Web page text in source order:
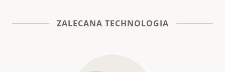
ZALECANA TECHNOLOGIA